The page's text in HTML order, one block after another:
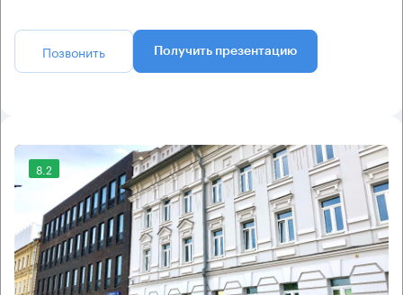
Позвонить Получить презентацию
8.2